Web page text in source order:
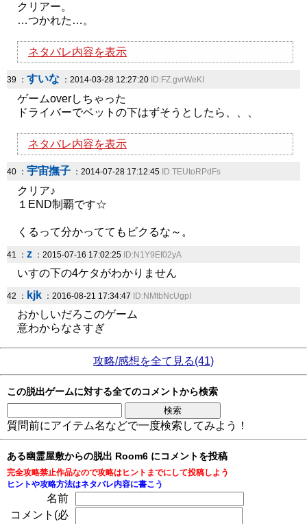
クリアー。
…つかれた…。
ネタバレ内容を表示
39 ： すいな ：2014-03-28 12:27:20 ID:FZ.gvrWeKI
ゲームoverしちゃった
ドライバーでベットの下はずそうとしたら、、、
ネタバレ内容を表示
40 ： 宇宙撫子 ：2014-07-28 17:12:45 ID:TEUtoRPdFs
クリア♪
１END制覇です☆
くるって分かっててもビクるな～。
41 ： z ：2015-07-16 17:02:25 ID:N1Y9Ef02yA
いすの下の4ケタがわかりません
42 ： kjk ：2016-08-21 17:34:47 ID:NMtbNcUgpI
おかしいだろこのゲーム
意わからなさすぎ
攻略/感想を全て見る(41)
この脱出ゲームに対する全てのコメントから検索
質問前にアイテム名などで一度検索してみよう！
ある幽霊屋敷からの脱出 Room6 にコメントを投稿
完全攻略禁止作品なので攻略はヒントまでにして投稿しよう
ヒントや攻略方法はネタバレ内容に書こう
名前
コメント(必